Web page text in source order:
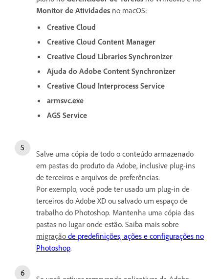
Monitor de Atividades no macOS:
Creative Cloud
Creative Cloud Content Manager
Creative Cloud Libraries Synchronizer
Ajuda do Adobe Content Synchronizer
Creative Cloud Interprocess Service
armsvc.exe
AGS Service
Salve uma cópia de todo o conteúdo armazenado
em pastas do produto da Adobe, inclusive plug-ins
de terceiros e arquivos de preferências.
Por exemplo, você pode ter usado um plug-in de
terceiros do Adobe XD ou salvado um espaço de
trabalho do Photoshop. Mantenha uma cópia das
pastas no lugar onde estão. Saiba mais sobre
migração de predefinições, ações e configurações no
Photoshop.